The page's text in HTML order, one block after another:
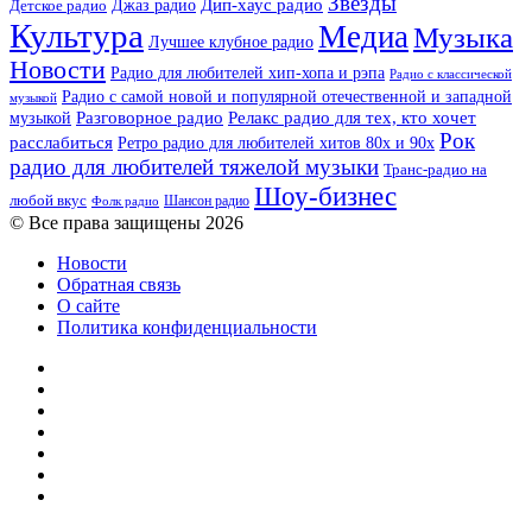
Детское радио Джаз радио Дип-хаус радио
Культура Лучшее клубное радио МедиаМузыка
Новости Радио для любителей хип-хопа и рэпа Радио с классической
музыкой Радио с самой новой и популярной отечественной и западной
музыкой Разговорное радио Релакс радио для тех, кто хочет
расслабиться Ретро радио для любителей хитов 80х и 90х Рок
радио для любителей тяжелой музыки Транс-радио на
любой вкус Фолк радио Шансон радио Шоу-бизнес
© Все права защищены 2026
Новости
Обратная связь
О сайте
Политика конфиденциальности